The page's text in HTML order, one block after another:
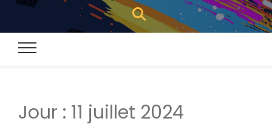
Jour : 11 juillet 2024